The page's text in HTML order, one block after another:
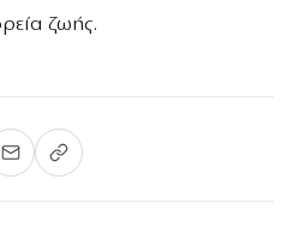
ζωής.